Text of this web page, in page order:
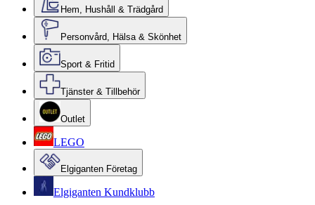
Hem, Hushåll & Trädgård
Personvård, Hälsa & Skönhet
Sport & Fritid
Tjänster & Tillbehör
Outlet
LEGO
Elgiganten Företag
Elgiganten Kundklubb